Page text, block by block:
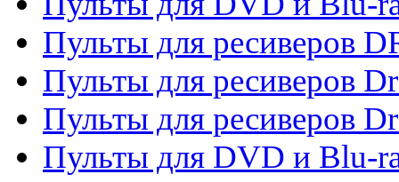
Пульты для ресиверов
Пульты для ресиверов
Пульты для ресиверов
Пульты для DVD и Blu-